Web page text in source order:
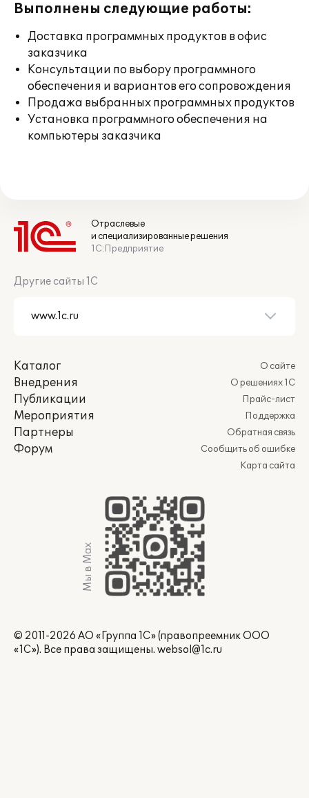
Выполнены следующие работы:
Доставка программных продуктов в офис
заказчика
Консультации по выбору программного
обеспечения и вариантов его сопровождения
Продажа выбранных программных продуктов
Установка программного обеспечения на
компьютеры заказчика
Отраслевые
и специализированные решения
1С:Предприятие
Другие сайты 1С
Каталог
Внедрения
Публикации
Мероприятия
Партнеры
Форум
О сайте
О решениях 1С
Прайс-лист
Поддержка
Обратная связь
Сообщить об ошибке
Карта сайта
Мы в Max
© 2011-2026 АО «Группа 1С» (правопреемник ООО
«1С»). Все права защищены. websol@1c.ru